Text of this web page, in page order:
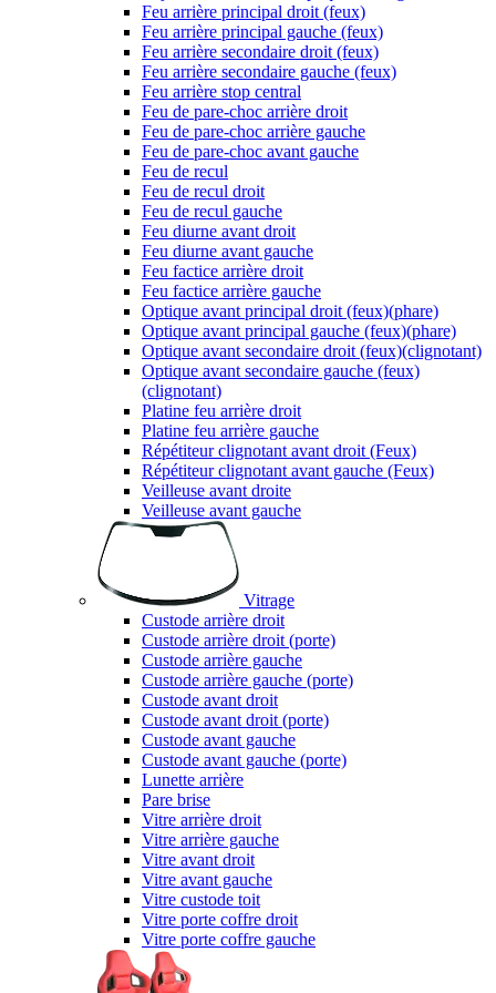
Feu arrière principal droit (feux)
Feu arrière principal gauche (feux)
Feu arrière secondaire droit (feux)
Feu arrière secondaire gauche (feux)
Feu arrière stop central
Feu de pare-choc arrière droit
Feu de pare-choc arrière gauche
Feu de pare-choc avant gauche
Feu de recul
Feu de recul droit
Feu de recul gauche
Feu diurne avant droit
Feu diurne avant gauche
Feu factice arrière droit
Feu factice arrière gauche
Optique avant principal droit (feux)(phare)
Optique avant principal gauche (feux)(phare)
Optique avant secondaire droit (feux)(clignotant)
Optique avant secondaire gauche (feux)
(clignotant)
Platine feu arrière droit
Platine feu arrière gauche
Répétiteur clignotant avant droit (Feux)
Répétiteur clignotant avant gauche (Feux)
Veilleuse avant droite
Veilleuse avant gauche
Vitrage
Custode arrière droit
Custode arrière droit (porte)
Custode arrière gauche
Custode arrière gauche (porte)
Custode avant droit
Custode avant droit (porte)
Custode avant gauche
Custode avant gauche (porte)
Lunette arrière
Pare brise
Vitre arrière droit
Vitre arrière gauche
Vitre avant droit
Vitre avant gauche
Vitre custode toit
Vitre porte coffre droit
Vitre porte coffre gauche